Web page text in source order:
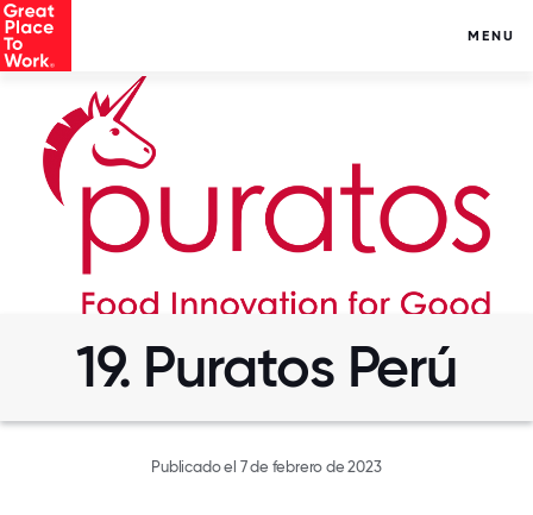
MENU
19. Puratos Perú
Publicado el 7 de febrero de 2023